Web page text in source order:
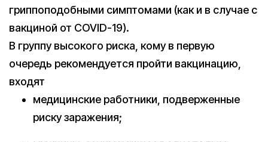
гриппоподобными симптомами (как и в случае с
вакциной от COVID-19).
В группу высокого риска, кому в первую
очередь рекомендуется пройти вакцинацию,
входят
медицинские работники, подверженные
риску заражения;